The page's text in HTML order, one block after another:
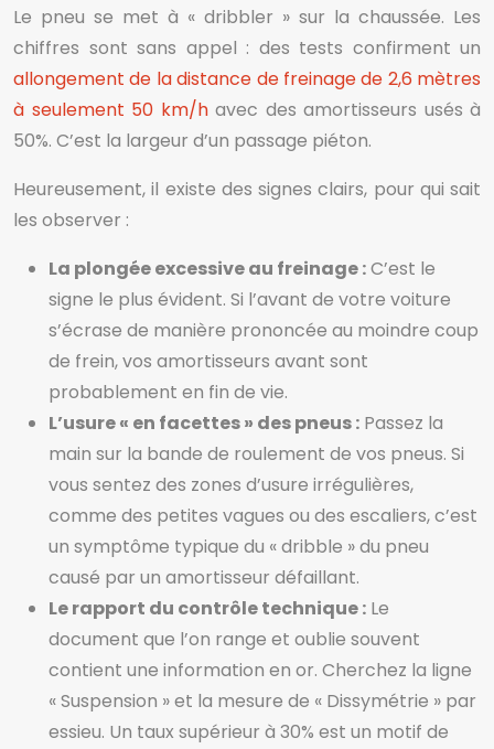
Le pneu se met à « dribbler » sur la chaussée. Les
chiffres sont sans appel : des tests confirment un
allongement de la distance de freinage de 2,6 mètres
à seulement 50 km/havec des amortisseurs usés à
50%. C’est la largeur d’un passage piéton.
Heureusement, il existe des signes clairs, pour qui sait
les observer :
La plongée excessive au freinage :C’est le
signe le plus évident. Si l’avant de votre voiture
s’écrase de manière prononcée au moindre coup
de frein, vos amortisseurs avant sont
probablement en fin de vie.
L’usure « en facettes » des pneus : Passez la
main sur la bande de roulement de vos pneus. Si
vous sentez des zones d’usure irrégulières,
comme des petites vagues ou des escaliers, c’est
un symptôme typique du « dribble » du pneu
causé par un amortisseur défaillant.
Le rapport du contrôle technique : Le
document que l’on range et oublie souvent
contient une information en or. Cherchez la ligne
« Suspension » et la mesure de « Dissymétrie » par
essieu. Un taux supérieur à 30% est un motif de